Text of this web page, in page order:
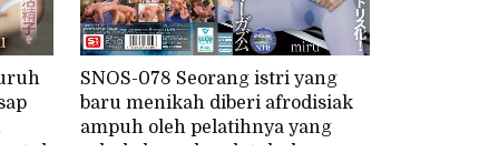
SNOS-078 Seorang istri yang
baru menikah diberi afrodisiak
ampuh oleh pelatihnya yang
cabul, dan seluruh tubuhnya